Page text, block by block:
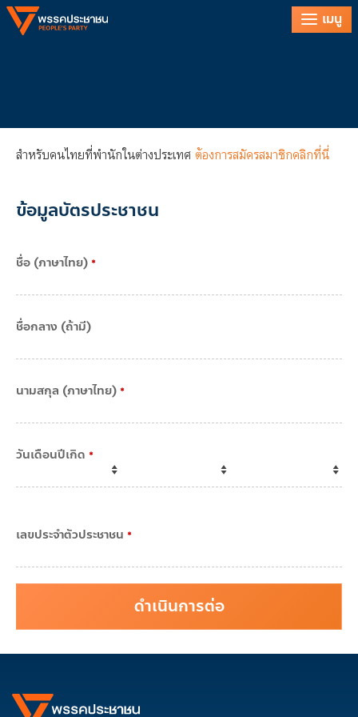
เมนู
ลืมรหัสผ่าน
สำหรับคนไทยที่พำนักในต่างประเทศ ต้องการสมัครสมาชิกคลิกที่นี่
ข้อมูลบัตรประชาชน
ชื่อ (ภาษาไทย) *
ชื่อกลาง (ถ้ามี)
นามสกุล (ภาษาไทย) *
วันเดือนปีเกิด *
เลขประจำตัวประชาชน *
ดำเนินการต่อ